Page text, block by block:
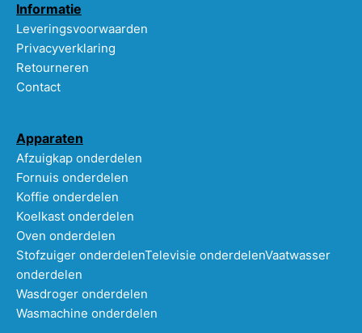
Informatie
Leveringsvoorwaarden
Privacyverklaring
Retourneren
Contact
Apparaten
Afzuigkap onderdelen
Fornuis onderdelen
Koffie onderdelen
Koelkast onderdelen
Oven onderdelen
Stofzuiger onderdelenTelevisie onderdelenVaatwasser
onderdelen
Wasdroger onderdelen
Wasmachine onderdelen